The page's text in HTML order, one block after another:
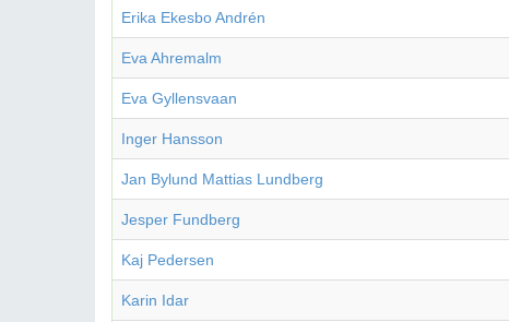
Erika Ekesbo Andrén
Eva Ahremalm
Eva Gyllensvaan
Inger Hansson
Jan Bylund Mattias Lundberg
Jesper Fundberg
Kaj Pedersen
Karin Idar